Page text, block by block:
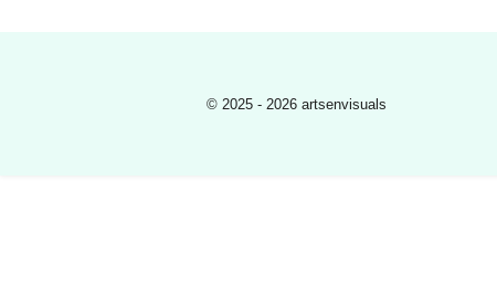
© 2025 - 2026 artsenvisuals